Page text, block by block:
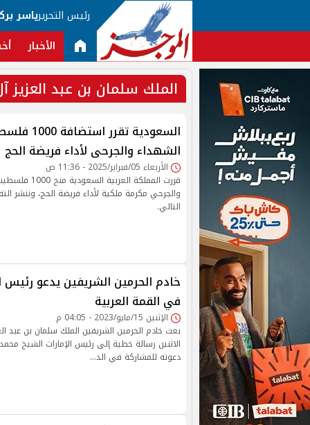
رئيس التحريرياسر
الأخبار
الملك سلمان بن عبد
السعودية
الشهداء والجرحى لأداء فريضة الحج
الأربعاء 05/فبراير/2025 - 11:36 ص
قررت المملكة
والجرحي مكرمة ملكية لأداء فريضة الحج، وننشر
التالي.
خادم الحرمين الشريفين يدعو رئيس
في القمة العربية
الإثنين 15/مايو/2023 - 04:05 م
بعث خادم الحرمين الشريفين الملك سلمان بن عبد
الاثنين رسالة خطية إلى رئيس الإمارات الشيخ
دعوته للمشاركة في الد…